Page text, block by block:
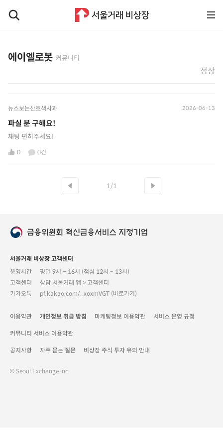
에이엘로봇 커뮤니티
정상
뉴스보는산호색사과 2026-06-13
파실 분 구해요!
채팅 편히주세요!
0 0건
1/1
서울거래 비상장 고객센터
운영시간
평일 9시 ~ 16시 (점심 12시 ~ 13시)
고객센터
상담 서울거래 앱 > 고객센터
카카오톡
pf.kakao.com/_xoxmVGT (바로가기)
이용약관 개인정보 취급 방침 마케팅정보 이용약관 서비스 운영 규정
커뮤니티 서비스 이용약관
공지사항 자주 묻는 질문 비상장 주식 투자 유의 안내
© Seoul Exchange Inc.